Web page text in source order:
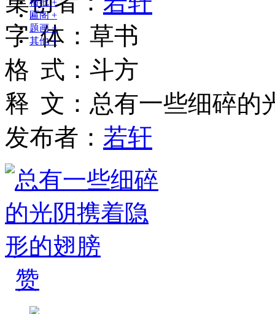
字 体 ： 草书
格 式 ： 斗方
释 文 ： 总有一些细碎的
发布者： 若轩
赞
横批 +
匾阁+
题画+
其他+